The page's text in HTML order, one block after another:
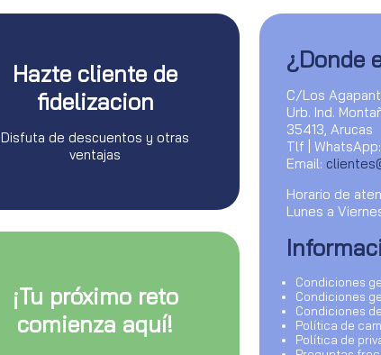
Hazte cliente de
fidelizacion
Disfuta de descuentos y otras
ventajas
¡Tu próximo reto
comienza aquí!
¿Donde
C/Los
Urb. Ind.
35413, Arucas
Tlf |
Email:
Horario de
Lunes a
Condiciones
Condiciones
Condiciones
Política de
Política de